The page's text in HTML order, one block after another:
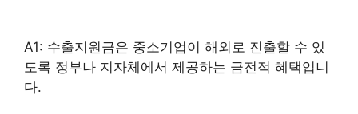
A1: 수출지원금은 중소기업이 해외로 진출할 수 있
도록 정부나 지자체에서 제공하는 금전적 혜택입니
다.